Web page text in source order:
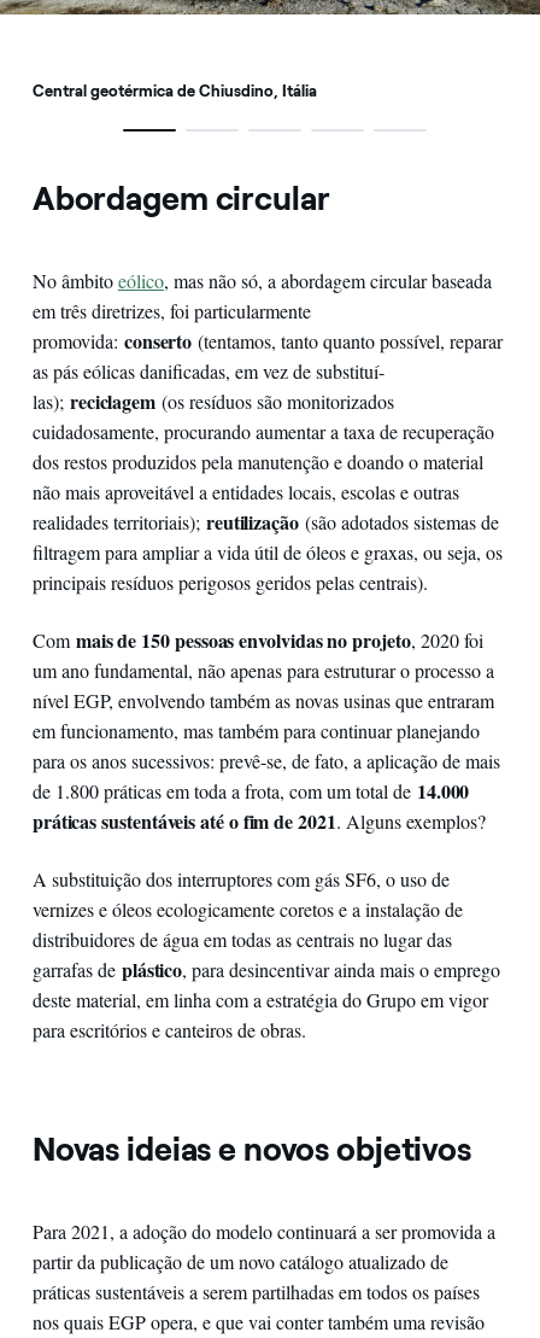
Central geotérmica de Chiusdino, Itália
Abordagem circular
No âmbitoeólico, mas não só, a abordagem circular baseada
em três diretrizes, foi particularmente
promovida: conserto (tentamos, tanto quanto possível, reparar
as pás eólicas danificadas, em vez de substituí-
las); reciclagem (os resíduos são monitorizados
cuidadosamente, procurando aumentar a taxa de recuperação
dos restos produzidos pela manutenção e doando o material
não mais aproveitável a entidades locais, escolas e outras
realidades territoriais); reutilização(são adotados sistemas de
filtragem para ampliar a vida útil de óleos e graxas, ou seja, os
principais resíduos perigosos geridos pelas centrais).
Com mais de 150 pessoas envolvidas no projeto, 2020 foi
um ano fundamental, não apenas para estruturar o processo a
nível EGP, envolvendo também as novas usinas que entraram
em funcionamento, mas também para continuar planejando
para os anos sucessivos: prevê-se, de fato, a aplicação de mais
de 1.800 práticas em toda a frota, com um total de 14.000
práticas sustentáveis até o fim de 2021. Alguns exemplos?
A substituição dos interruptores com gás SF6, o uso de
vernizes e óleos ecologicamente coretos e a instalação de
distribuidores de água em todas as centrais no lugar das
garrafas de plástico, para desincentivar ainda mais o emprego
deste material, em linha com a estratégia do Grupo em vigor
para escritórios e canteiros de obras.
Novas ideias e novos objetivos
Para 2021, a adoção do modelo continuará a ser promovida a
partir da publicação de um novo catálogo atualizado de
práticas sustentáveis a serem partilhadas em todos os países
nos quais EGP opera, e que vai conter também uma revisão